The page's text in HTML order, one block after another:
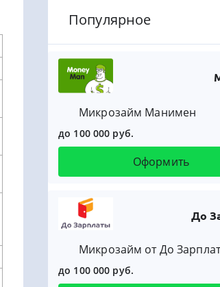
Популярное
Микрозайм Манимен
до 100 000 руб.
Оформить
До
Микрозайм от До
до 100 000 руб.